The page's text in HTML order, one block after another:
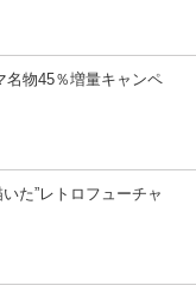
名物45％増量キャンペ
た”レトロフューチャ